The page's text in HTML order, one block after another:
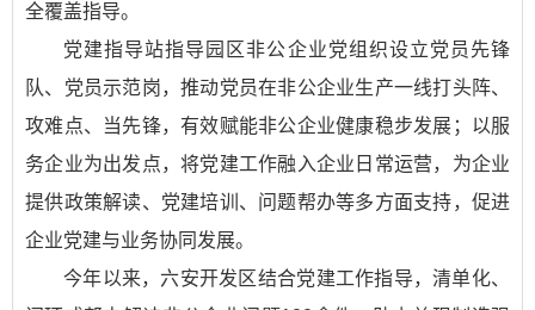
全覆盖指导。
党建指导站指导园区非公企业党组织设立党员先锋
队、党员示范岗，推动党员在非公企业生产一线打头阵、
攻难点、当先锋，有效赋能非公企业健康稳步发展；以服
务企业为出发点，将党建工作融入企业日常运营，为企业
提供政策解读、党建培训、问题帮办等多方面支持，促进
企业党建与业务协同发展。
今年以来，六安开发区结合党建工作指导，清单化、